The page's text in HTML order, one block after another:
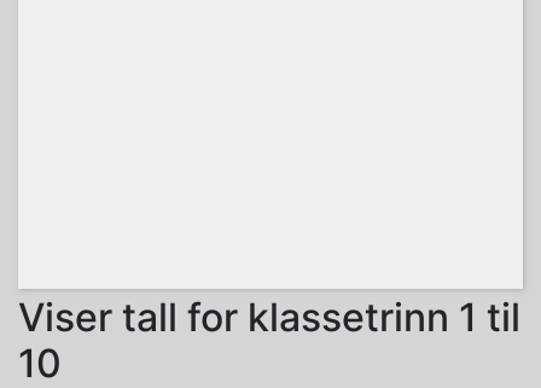
Viser tall for klassetrinn 1 til
10